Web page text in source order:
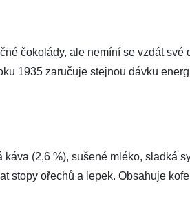
čokolády, ale nemíní se vzdát
1935 zaručuje stejnou dávku
(2,6 %), sušené mléko, sladká
stopy ořechů a lepek. Obsahuje